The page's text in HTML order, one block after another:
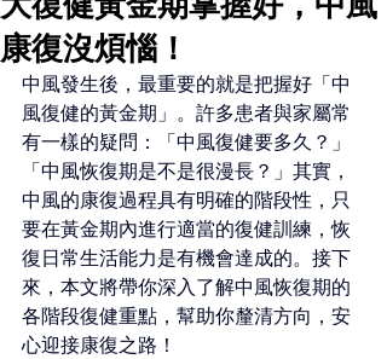
康復沒煩惱！
中風發生後，最重要的就是把握好「中
風復健的黃金期」。許多患者與家屬常
有一樣的疑問：「中風復健要多久？」
「中風恢復期是不是很漫長？」其實，
中風的康復過程具有明確的階段性，只
要在黃金期內進行適當的復健訓練，恢
復日常生活能力是有機會達成的。接下
來，本文將帶你深入了解中風恢復期的
各階段復健重點，幫助你釐清方向，安
心迎接康復之路！